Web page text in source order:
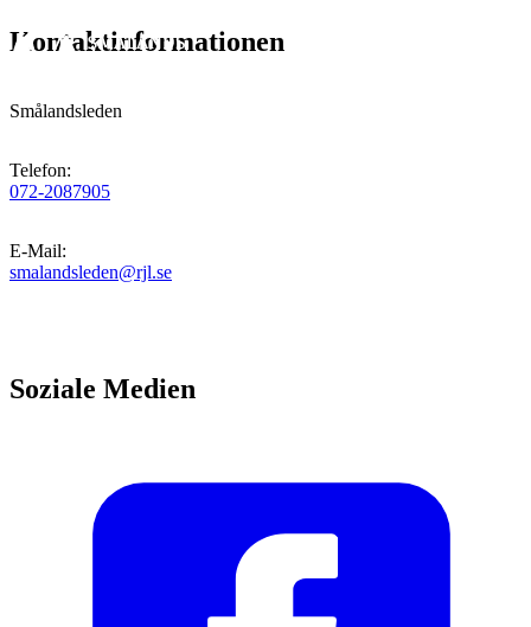
Kontaktinformationen
Smålandsleden
Telefon:
072-2087905
E-Mail:
smalandsleden@rjl.se
Soziale Medien